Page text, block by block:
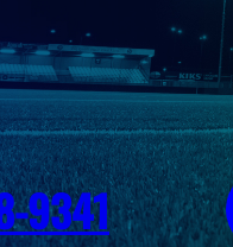
9341